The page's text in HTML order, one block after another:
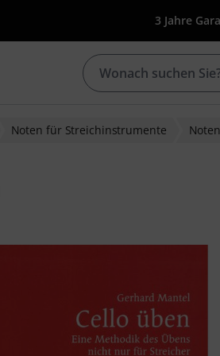
3 Jahre
Noten für Streichinstrumente